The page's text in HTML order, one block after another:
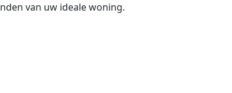
van uw ideale woning.